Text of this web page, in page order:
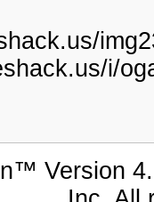
i/
Version